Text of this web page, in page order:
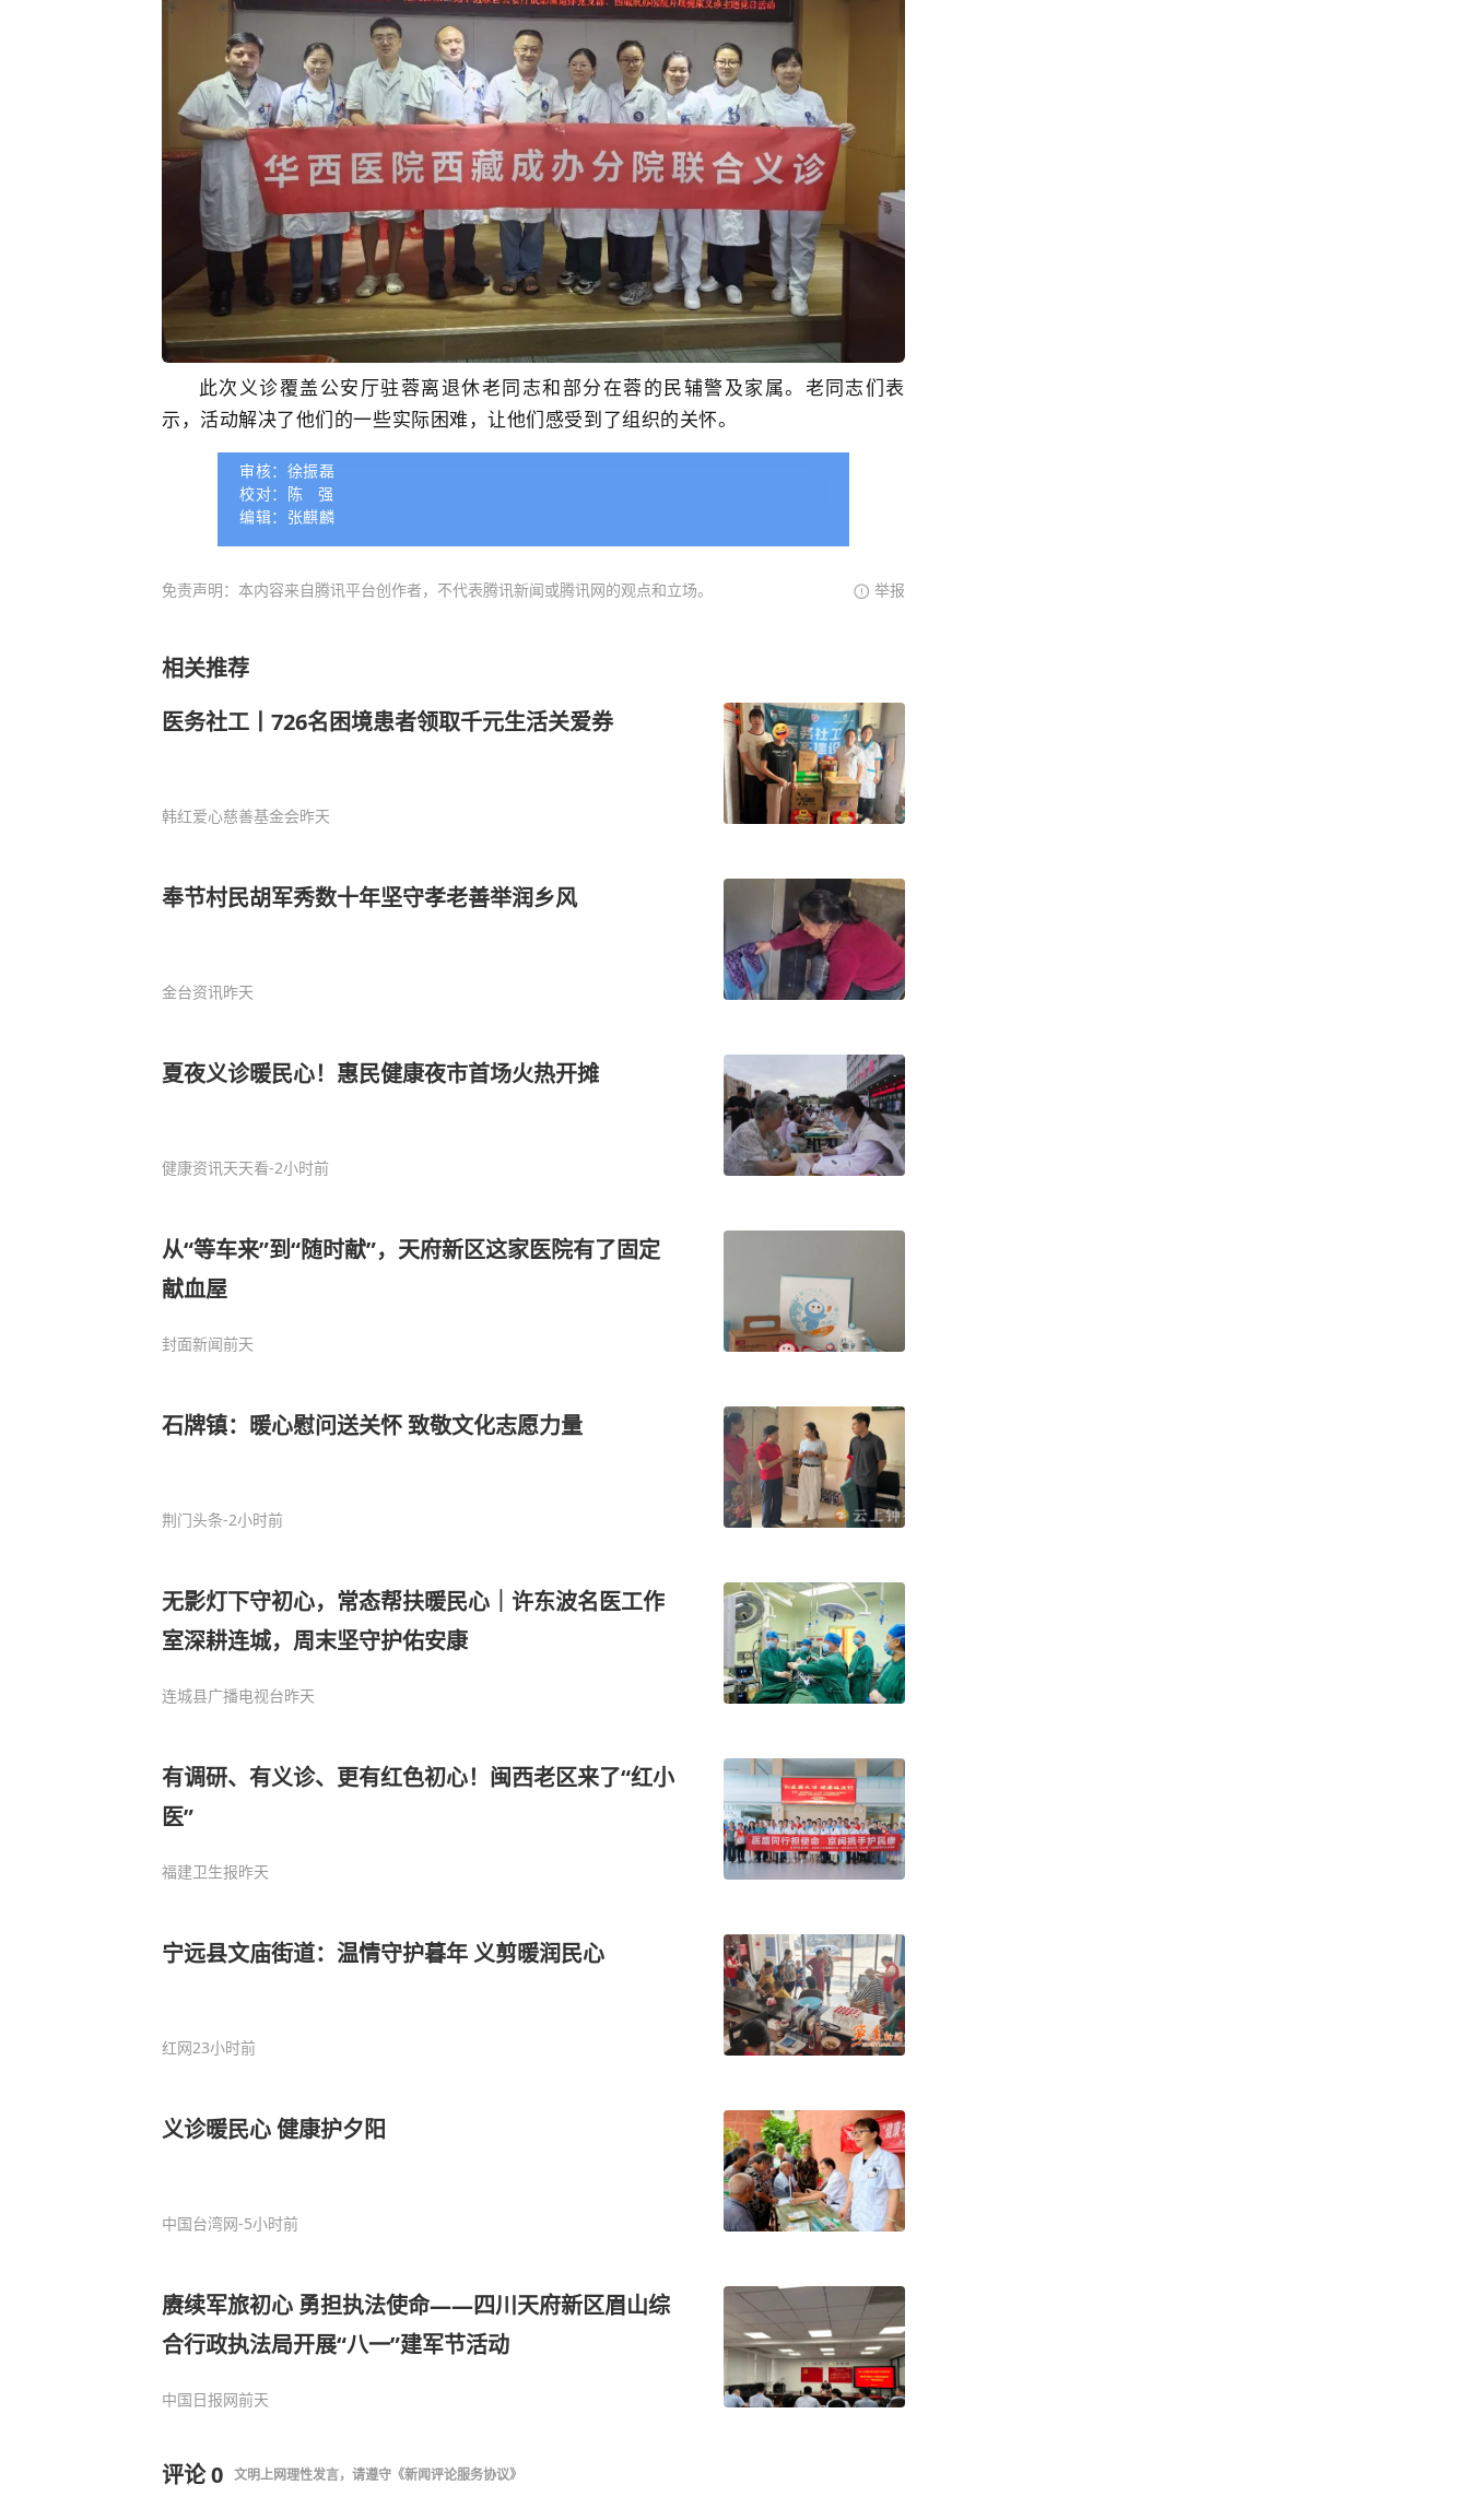
此次义诊覆盖公安厅驻蓉离退休老同志和部分在蓉的民辅警及家属。老同志们表
示，活动解决了他们的一些实际困难，让他们感受到了组织的关怀。
审核：徐振磊
校对：陈 强
编辑：张麒麟
免责声明：本内容来自腾讯平台创作者，不代表腾讯新闻或腾讯网的观点和立场。 举报
相关推荐
医务社工丨726名困境患者领取千元生活关爱券
韩红爱心慈善基金会昨天
奉节村民胡军秀数十年坚守孝老善举润乡风
金台资讯昨天
夏夜义诊暖民心！惠民健康夜市首场火热开摊
健康资讯天天看-2小时前
从“等车来”到“随时献”，天府新区这家医院有了固定
献血屋
封面新闻前天
石牌镇：暖心慰问送关怀 致敬文化志愿力量
荆门头条-2小时前
无影灯下守初心，常态帮扶暖民心｜许东波名医工作
室深耕连城，周末坚守护佑安康
连城县广播电视台昨天
有调研、有义诊、更有红色初心！闽西老区来了“红小
医”
福建卫生报昨天
宁远县文庙街道：温情守护暮年 义剪暖润民心
红网23小时前
义诊暖民心 健康护夕阳
中国台湾网-5小时前
赓续军旅初心 勇担执法使命——四川天府新区眉山综
合行政执法局开展“八一”建军节活动
中国日报网前天
评论0 文明上网理性发言，请遵守 《新闻评论服务协议》